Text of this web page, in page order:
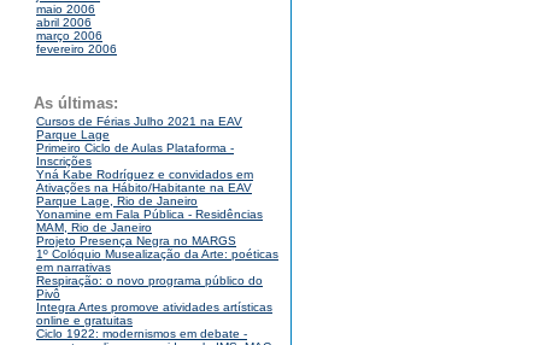
maio 2006
abril 2006
março 2006
fevereiro 2006
As últimas:
Cursos de Férias Julho 2021 na EAV
Parque Lage
Primeiro Ciclo de Aulas Plataforma -
Inscrições
Yná Kabe Rodríguez e convidados em
Ativações na Hábito/Habitante na EAV
Parque Lage, Rio de Janeiro
Yonamine em Fala Pública - Residências
MAM, Rio de Janeiro
Projeto Presença Negra no MARGS
1º Colóquio Musealização da Arte: poéticas
em narrativas
Respiração: o novo programa público do
Pivô
Integra Artes promove atividades artísticas
online e gratuitas
Ciclo 1922: modernismos em debate -